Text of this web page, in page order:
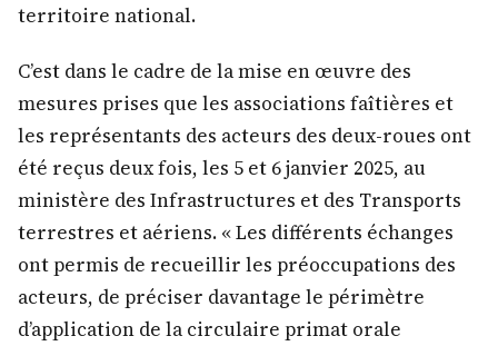
territoire national.
C’est dans le cadre de la mise en œuvre des
mesures prises que les associations faîtières et
les représentants des acteurs des deux-roues ont
été reçus deux fois, les 5 et 6 janvier 2025, au
ministère des Infrastructures et des Transports
terrestres et aériens. « Les différents échanges
ont permis de recueillir les préoccupations des
acteurs, de préciser davantage le périmètre
d’application de la circulaire primat orale